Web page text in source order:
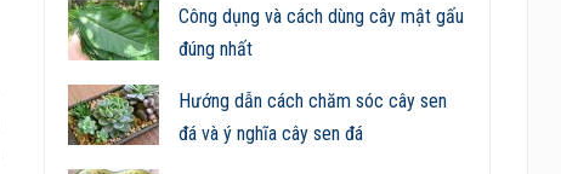
Công dụng và cách dùng cây mật gấu
đúng nhất
Hướng dẫn cách chăm sóc cây sen
đá và ý nghĩa cây sen đá